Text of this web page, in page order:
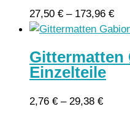
27,50 € – 173,96 €
Gittermatten
Einzelteile
2,76 € – 29,38 €